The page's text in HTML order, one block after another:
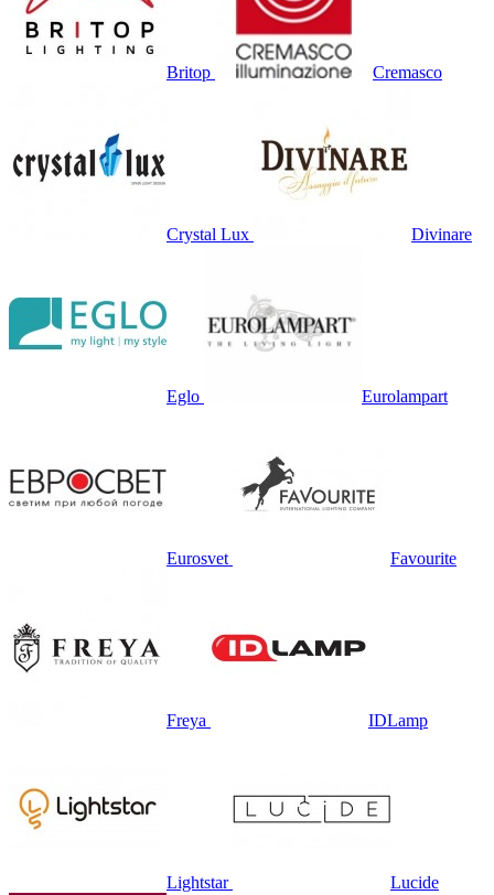
Britop Cremasco
Crystal Lux Divinare
Eglo Eurolampart
Eurosvet Favourite
Freya IDLamp
Lightstar Lucide